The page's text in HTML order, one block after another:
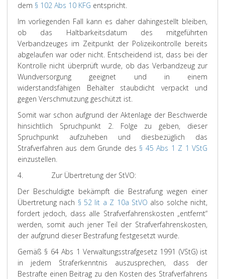
dem § 102 Abs 10 KFG entspricht.
Im vorliegenden Fall kann es daher dahingestellt bleiben,
ob das Haltbarkeitsdatum des mitgeführten
Verbandzeuges im Zeitpunkt der Polizeikontrolle bereits
abgelaufen war oder nicht. Entscheidend ist, dass bei der
Kontrolle nicht überprüft wurde, ob das Verbandzeug zur
Wundversorgung geeignet und in einem
widerstandsfähigen Behälter staubdicht verpackt und
gegen Verschmutzung geschützt ist.
Somit war schon aufgrund der Aktenlage der Beschwerde
hinsichtlich Spruchpunkt 2. Folge zu geben, dieser
Spruchpunkt aufzuheben und diesbezüglich das
Strafverfahren aus dem Grunde des § 45 Abs 1 Z 1 VStG
einzustellen.
4. Zur Übertretung der StVO:
Der Beschuldigte bekämpft die Bestrafung wegen einer
Übertretung nach § 52 lit a Z 10a StVO also solche nicht,
fordert jedoch, dass alle Strafverfahrenskosten „entfernt“
werden, somit auch jener Teil der Strafverfahrenskosten,
der aufgrund dieser Bestrafung festgesetzt wurde.
Gemäß § 64 Abs 1 Verwaltungsstrafgesetz 1991 (VStG) ist
in jedem Straferkenntnis auszusprechen, dass der
Bestrafte einen Beitrag zu den Kosten des Strafverfahrens